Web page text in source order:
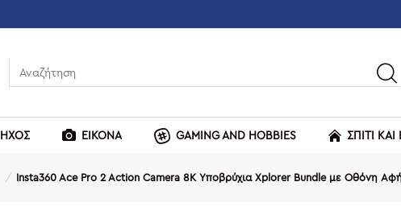
ΗΧΟΣ ΕΙΚΟΝΑ GAMING AND HOBBIES ΣΠΙΤΙ
Insta360 Ace Pro 2 Action Camera 8K Υποβρύχια Xplorer Bundle με Οθόνη